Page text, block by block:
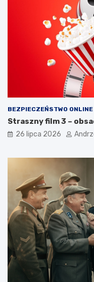
BEZPIECZEŃSTWO ONLINE
Straszny film 3 –
26 lipca 2026